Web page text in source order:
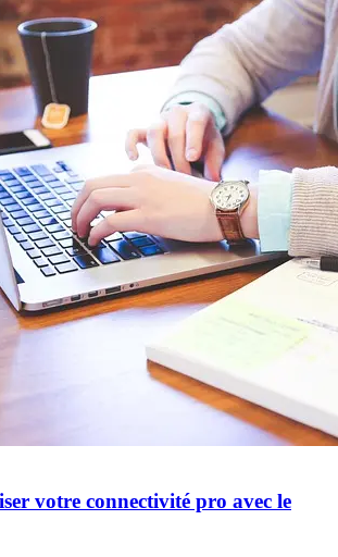
votre connectivité pro avec le